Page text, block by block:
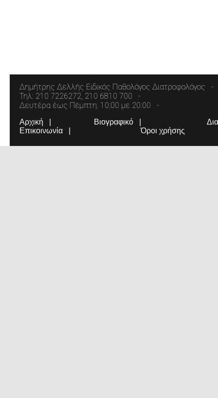
Δημήτρης Δελλής Ειδικός Παθολόγος Διατροφολόγος
Τηλ: 210 7226272, 210 6810 700
Δευτέρα έως Πέμπτη: 10:00 με 20:00
Αρχική Βιογραφικό
Επικοινωνία
Όροι χρήσης